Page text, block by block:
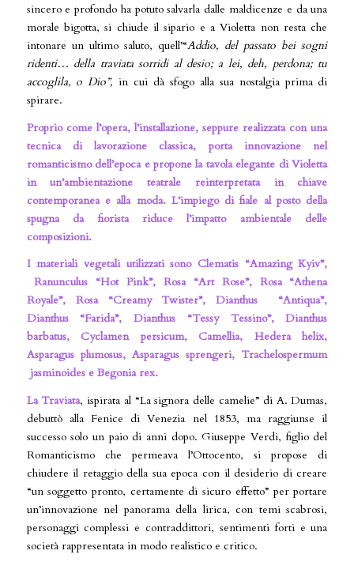
sincero e profondo ha potuto salvarla dalle maldicenze e da una
morale bigotta, si chiude il sipario e a Violetta non resta che
intonare un ultimo saluto, quell’“Addio, del passato bei sogni
ridenti… della traviata sorridi al desio; a lei, deh, perdona; tu
accoglila, o Dio”, in cui dà sfogo alla sua nostalgia prima di
spirare.
Proprio come l’opera, l’installazione, seppure realizzata con una
tecnica di lavorazione classica, porta innovazione nel
romanticismo dell’epoca e propone la tavola elegante di Violetta
in un’ambientazione teatrale reinterpretata in chiave
contemporanea e alla moda. L’impiego di fiale al posto della
spugna da fiorista riduce l’impatto ambientale delle
composizioni.
I materiali vegetali utilizzati sono Clematis “Amazing Kyiv”,
Ranunculus “Hot Pink”, Rosa “Art Rose”, Rosa “Athena
Royale”, Rosa “Creamy Twister”, Dianthus “Antiqua”,
Dianthus “Farida”, Dianthus “Tessy Tessino”, Dianthus
barbatus, Cyclamen persicum, Camellia, Hedera helix,
Asparagus plumosus, Asparagus sprengeri, Trachelospermum
jasminoides e Begonia rex.
La Traviata, ispirata al “La signora delle camelie” di A. Dumas,
debuttò alla Fenice di Venezia nel 1853, ma raggiunse il
successo solo un paio di anni dopo. Giuseppe Verdi, figlio del
Romanticismo che permeava l’Ottocento, si propose di
chiudere il retaggio della sua epoca con il desiderio di creare
“un soggetto pronto, certamente di sicuro effetto” per portare
un’innovazione nel panorama della lirica, con temi scabrosi,
personaggi complessi e contraddittori, sentimenti forti e una
società rappresentata in modo realistico e critico.